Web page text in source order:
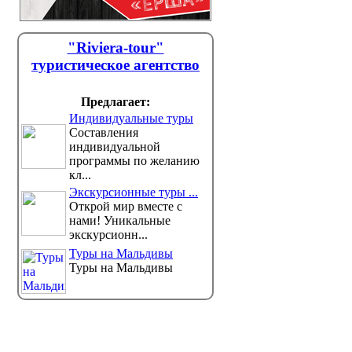
"Riviera-tour"
туристическое агентство
Предлагает:
Индивидуальные туры
Составления
индивидуальной
программы по желанию
кл...
Экскурсионные туры ...
Открой мир вместе с
нами! Уникальные
экскурсионн...
Туры на Мальдивы
Туры на Мальдивы